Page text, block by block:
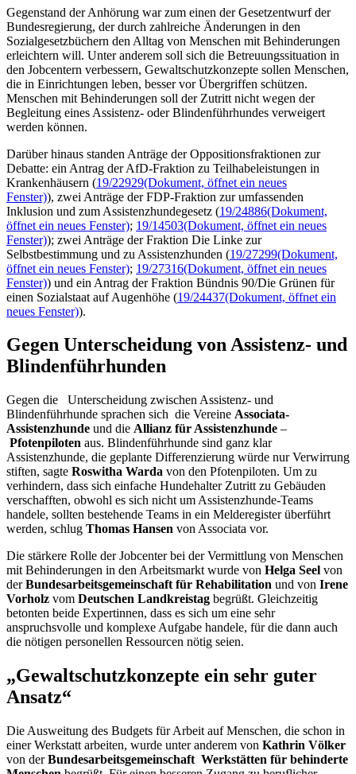
Gegenstand der Anhörung war zum einen der Gesetzentwurf der
Bundesregierung, der durch zahlreiche Änderungen in den
Sozialgesetzbüchern den Alltag von Menschen mit Behinderungen
erleichtern will. Unter anderem soll sich die Betreuungssituation in
den Jobcentern verbessern, Gewaltschutzkonzepte sollen Menschen,
die in Einrichtungen leben, besser vor Übergriffen schützen.
Menschen mit Behinderungen soll der Zutritt nicht wegen der
Begleitung eines Assistenz- oder Blindenführhundes verweigert
werden können.
Darüber hinaus standen Anträge der Oppositionsfraktionen zur
Debatte: ein Antrag der AfD-Fraktion zu Teilhabeleistungen in
Krankenhäusern (19/22929(Dokument, öffnet ein neues
Fenster)), zwei Anträge der FDP-Fraktion zur umfassenden
Inklusion und zum Assistenzhundegesetz (19/24886(Dokument,
öffnet ein neues Fenster); 19/14503(Dokument, öffnet ein neues
Fenster)); zwei Anträge der Fraktion Die Linke zur
Selbstbestimmung und zu Assistenzhunden (19/27299(Dokument,
öffnet ein neues Fenster); 19/27316(Dokument, öffnet ein neues
Fenster)) und ein Antrag der Fraktion Bündnis 90/Die Grünen für
einen Sozialstaat auf Augenhöhe (19/24437(Dokument, öffnet ein
neues Fenster)).
Gegen Unterscheidung von Assistenz- und
Blindenführhunden
Gegen die Unterscheidung zwischen Assistenz- und
Blindenführhunde sprachen sich die Vereine Associata-
Assistenzhunde und die Allianz für Assistenzhunde –
Pfotenpiloten aus. Blindenführhunde sind ganz klar
Assistenzhunde, die geplante Differenzierung würde nur Verwirrung
stiften, sagte Roswitha Warda von den Pfotenpiloten. Um zu
verhindern, dass sich einfache Hundehalter Zutritt zu Gebäuden
verschafften, obwohl es sich nicht um Assistenzhunde-Teams
handele, sollten bestehende Teams in ein Melderegister überführt
werden, schlug Thomas Hansen von Associata vor.
Die stärkere Rolle derJobcenterbei der Vermittlung von Menschen
mit Behinderungen in den Arbeitsmarkt wurde von Helga Seel von
derBundesarbeitsgemeinschaft für Rehabilitation und von Irene
Vorholz vom Deutschen Landkreistag begrüßt. Gleichzeitig
betonten beide Expertinnen, dass es sich um eine sehr
anspruchsvolle und komplexe Aufgabe handele, für die dann auch
die nötigen personellen Ressourcen nötig seien.
„Gewaltschutzkonzepte ein sehr guter
Ansatz“
Die Ausweitung des Budgets für Arbeit auf Menschen, die schon in
einer Werkstatt arbeiten, wurde unter anderem von Kathrin Völker
von derBundesarbeitsgemeinschaft Werkstätten für behinderte